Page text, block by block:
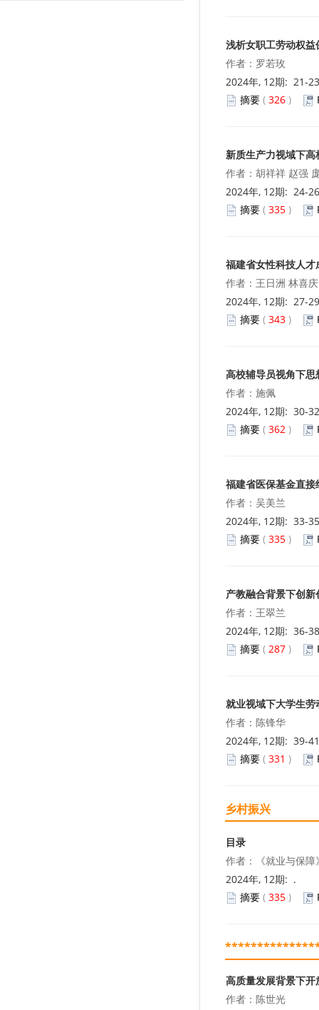
浅析女职工劳动权益
作者：罗若玫
2024年, 12期: 21-
摘要 ( 326 )
新质生产力视域下
作者：胡祥祥 赵强
2024年, 12期: 24-
摘要 ( 335 )
福建省女性科技人
作者：王日洲 林喜
2024年, 12期: 27-
摘要 ( 343 )
高校辅导员视角下
作者：施佩
2024年, 12期: 30-
摘要 ( 362 )
福建省医保基金直
作者：吴美兰
2024年, 12期: 33-
摘要 ( 335 )
产教融合背景下创
作者：王翠兰
2024年, 12期: 36-
摘要 ( 287 )
就业视域下大学生
作者：陈锋华
2024年, 12期: 39-
摘要 ( 331 )
乡村振兴
目录
作者：《就业与保
2024年, 12期: .
摘要 ( 335 )
高质量发展背景下
作者：陈世光